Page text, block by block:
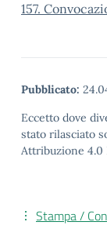
157.
Pubblicato:
Eccetto dove
stato rilasciato
Attribuzione 4.0
Stampa /